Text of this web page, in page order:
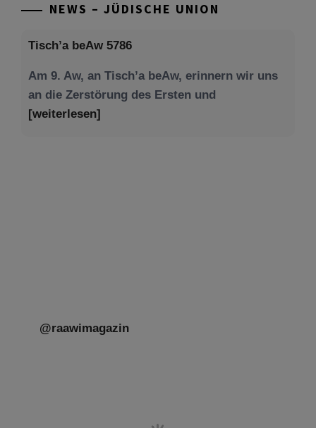
NEWS – JÜDISCHE UNION
Tisch’a beAw 5786
Am 9. Aw, an Tisch’a beAw, erinnern wir uns
an die Zerstörung des Ersten und
[weiterlesen]
@raawimagazin